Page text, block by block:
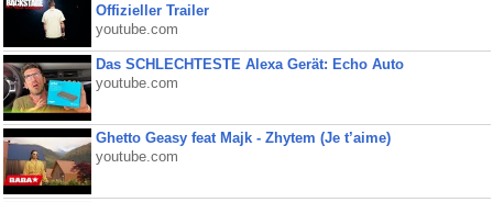
Offizieller Trailer
youtube.com
Das SCHLECHTESTE Alexa Gerät: Echo Auto
youtube.com
Ghetto Geasy feat Majk - Zhytem (Je t’aime)
youtube.com